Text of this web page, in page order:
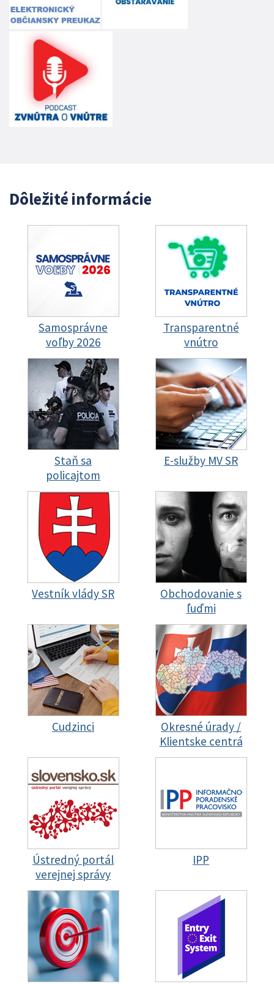
Dôležité informácie
Samosprávne
voľby 2026
Transparentné
vnútro
Staň sa
policajtom
E-služby MV SR
Vestník vlády SR
Obchodovanie s
ľuďmi
Cudzinci
Okresné úrady /
Klientske centrá
Ústredný portál
verejnej správy
IPP